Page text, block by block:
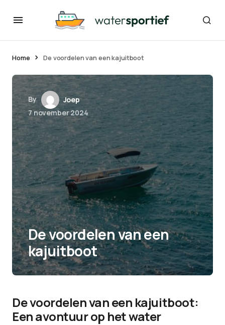
Home De voordelen van een kajuitboot
By
Joep
7 november 2024
De voordelen van een
kajuitboot
De voordelen van een kajuitboot:
Een avontuur op het water